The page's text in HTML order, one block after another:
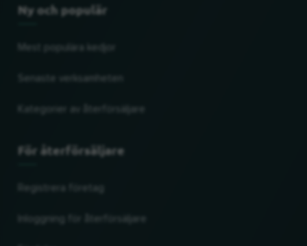
Ny och populär
Senaste verksamheten
Kategorier av återförsäljare
För återförsäljare
Inloggning för återförsäljare